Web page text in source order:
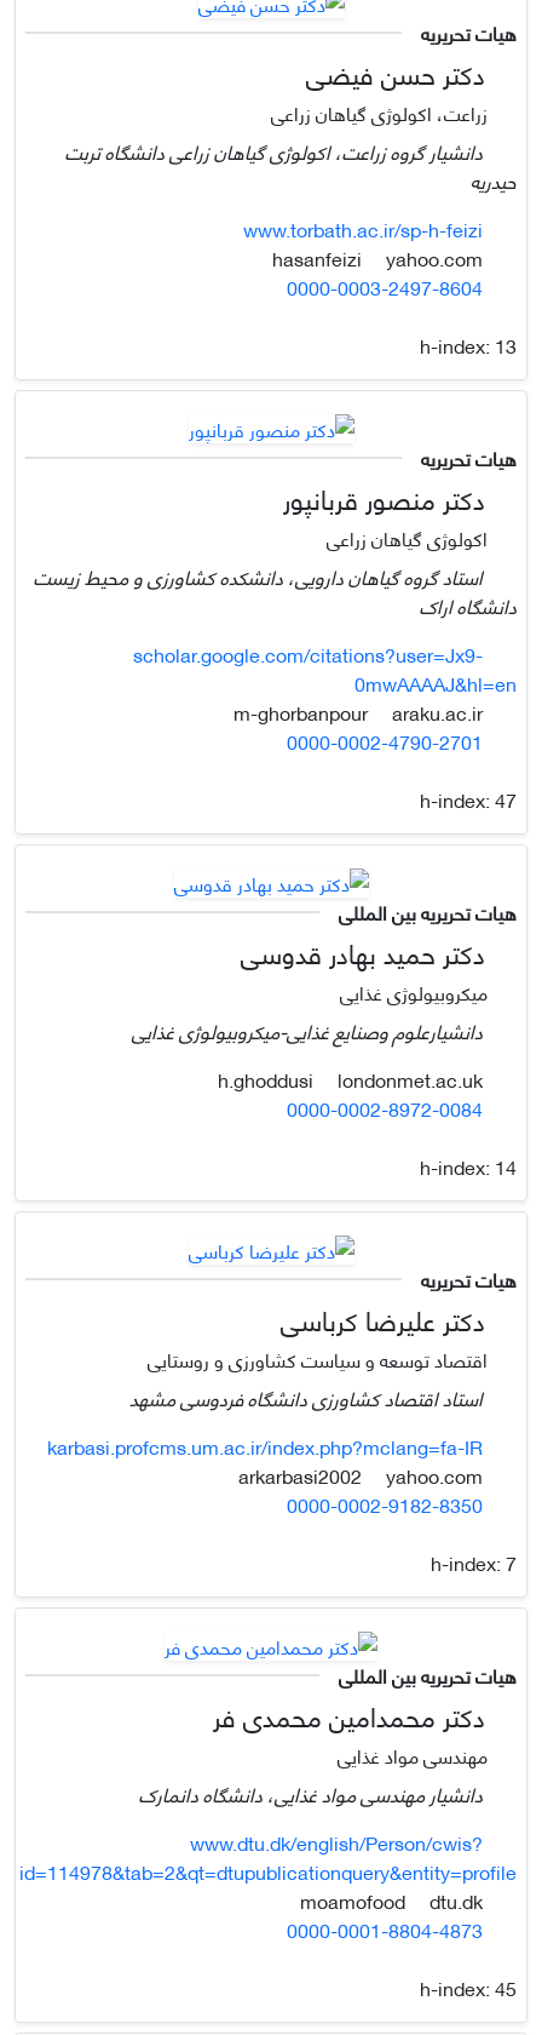
هیات تحریریه
دکتر حسن فیضی
زراعت، اکولوژی گیاهان زراعی
دانشیار گروه زراعت، اکولوژی گیاهان زراعی دانشگاه تربت
حیدریه
www.torbath.ac.ir/sp-h-feizi
yahoo.com
0000-0003-2497-8604
h-index:13
هیات تحریریه
دکتر منصور قربانپور
اکولوژی گیاهان زراعی
استاد گروه گیاهان دارویی، دانشکده کشاورزی و محیط زیست
دانشگاه اراک
scholar.google.com/citations?user=Jx9-
0mwAAAAJ&hl=en
m-ghorbanpour
araku.ac.ir
0000-0002-4790-2701
h-index:47
هیات تحریریه بین المللی
دکتر حمید بهادر قدوسی
میکروبیولوژی غذایی
دانشیارعلوم وصنایع غذایی-میکروبیولوژی غذایی
londonmet.ac.uk
0000-0002-8972-0084
h-index:14
هیات تحریریه
دکتر علیرضا کرباسی
اقتصاد توسعه و سیاست کشاورزی و روستایی
استاد اقتصاد کشاورزی دانشگاه فردوسی مشهد
karbasi.profcms.um.ac.ir/index.php?mclang=fa-IR
yahoo.com
0000-0002-9182-8350
h-index:7
هیات تحریریه بین المللی
دکتر محمدامین محمدی فر
مهندسی مواد غذایی
دانشیار مهندسی مواد غذایی، دانشگاه دانمارک
www.dtu.dk/english/Person/cwis?
id=114978&tab=2&qt=dtupublicationquery&entity=profile
dtu.dk
0000-0001-8804-4873
h-index:45